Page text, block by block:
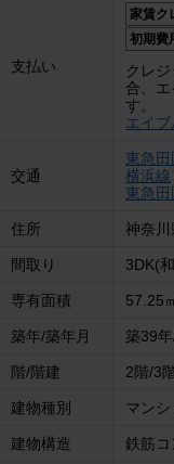
支払い
家賃ク
初期費
クレ
合、エ
す。
エイ
交通
東急
横浜線
東急
住所 神奈川
間取り 3DK(
専有面積 57.25
築年/築年月 築39
階/階建 2階/3
建物種別 マンシ
建物構造 鉄筋コ